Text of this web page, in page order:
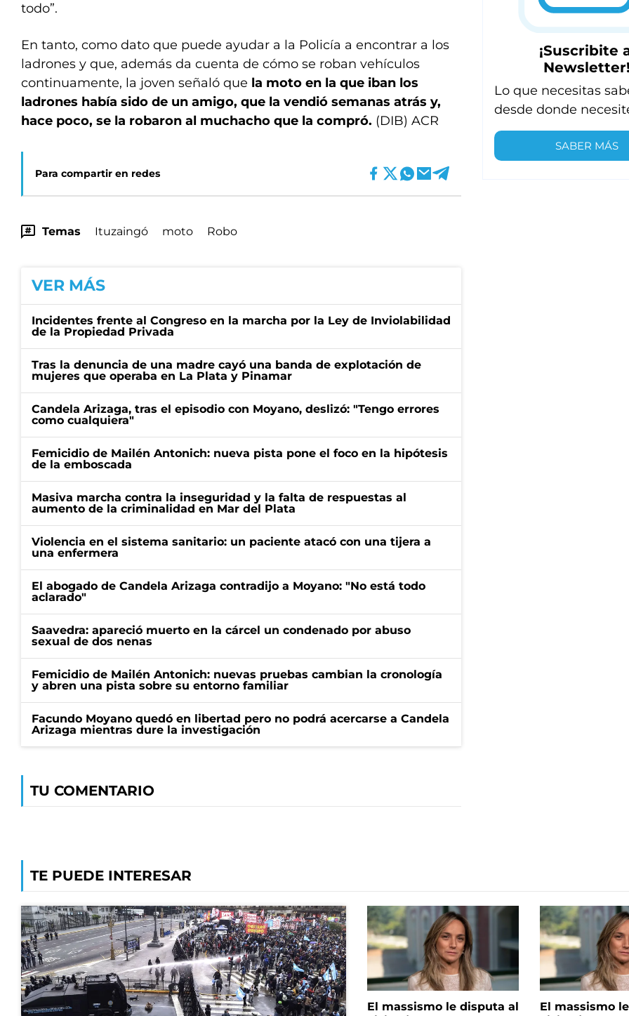
todo”.
En tanto, como dato que puede ayudar a la Policía a encontrar a los
ladrones y que, además da cuenta de cómo se roban vehículos
continuamente, la joven señaló que la moto en la que iban los
ladrones había sido de un amigo, que la vendió semanas atrás y,
hace poco, se la robaron al muchacho que la compró. (DIB) ACR
Para compartir en redes
Temas Ituzaingó moto Robo
VER MÁS
Incidentes frente al Congreso en la marcha por la Ley de Inviolabilidad
de la Propiedad Privada
Tras la denuncia de una madre cayó una banda de explotación de
mujeres que operaba en La Plata y Pinamar
Candela Arizaga, tras el episodio con Moyano, deslizó: "Tengo errores
como cualquiera"
Femicidio de Mailén Antonich: nueva pista pone el foco en la hipótesis
de la emboscada
Masiva marcha contra la inseguridad y la falta de respuestas al
aumento de la criminalidad en Mar del Plata
Violencia en el sistema sanitario: un paciente atacó con una tijera a
una enfermera
El abogado de Candela Arizaga contradijo a Moyano: "No está todo
aclarado"
Saavedra: apareció muerto en la cárcel un condenado por abuso
sexual de dos nenas
Femicidio de Mailén Antonich: nuevas pruebas cambian la cronología
y abren una pista sobre su entorno familiar
Facundo Moyano quedó en libertad pero no podrá acercarse a Candela
Arizaga mientras dure la investigación
TU COMENTARIO
¡Suscribite
Newsletter!
Lo que necesitas
desde donde
SABER MÁS
TE PUEDE INTERESAR
El massismo le disputa al
El massismo